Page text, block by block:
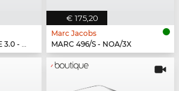
€ 175,20
Marc Jacobs
MARC 496/S - NOA/3X